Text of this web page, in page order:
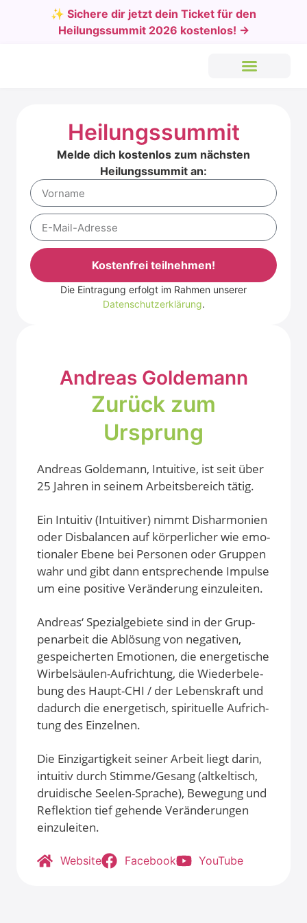
✨ Sichere dir jetzt dein Ticket für den
Heilungssummit 2026 kostenlos! →
Andre­as Gol­de­mann
Zurück zum
Ursprung
Andre­as Gol­de­mann, Intui­ti­ve, ist seit über
25 Jah­ren in sei­nem Arbeits­be­reich tätig.
Ein Intui­tiv (Intui­ti­ver) nimmt Dis­har­mo­nien
oder Dis­ba­lan­cen auf kör­per­li­cher wie emo­
tio­na­ler Ebe­ne bei Per­so­nen oder Grup­pen
wahr und gibt dann ent­spre­chen­de Impul­se
um eine posi­ti­ve Ver­än­de­rung ein­zu­lei­ten.
Andre­as‘ Spe­zi­al­ge­bie­te sind in der Grup­
pen­ar­beit die Ablö­sung von nega­ti­ven,
gespei­cher­ten Emo­tio­nen, die ener­ge­ti­sche
Wir­bel­säu­len-Auf­rich­tung, die Wie­der­be­le­
bung des Haupt-CHI / der Lebens­kraft und
dadurch die ener­ge­tisch, spi­ri­tu­el­le Auf­rich­
tung des Ein­zel­nen.
Die Ein­zig­ar­tig­keit sei­ner Arbeit liegt dar­in,
intui­tiv durch Stimme/Gesang (alt­kel­tisch,
drui­di­sche See­len-Spra­che), Bewe­gung und
Reflek­ti­on tief gehen­de Ver­än­de­run­gen
ein­zu­lei­ten.
Web­site Face­book You­Tube
Heilungssummit
Melde dich kostenlos zum nächsten
Heilungssummit an:
Kostenfrei teilnehmen!
Alternative:
Die Eintragung erfolgt im Rahmen unserer
Datenschutzerklärung.